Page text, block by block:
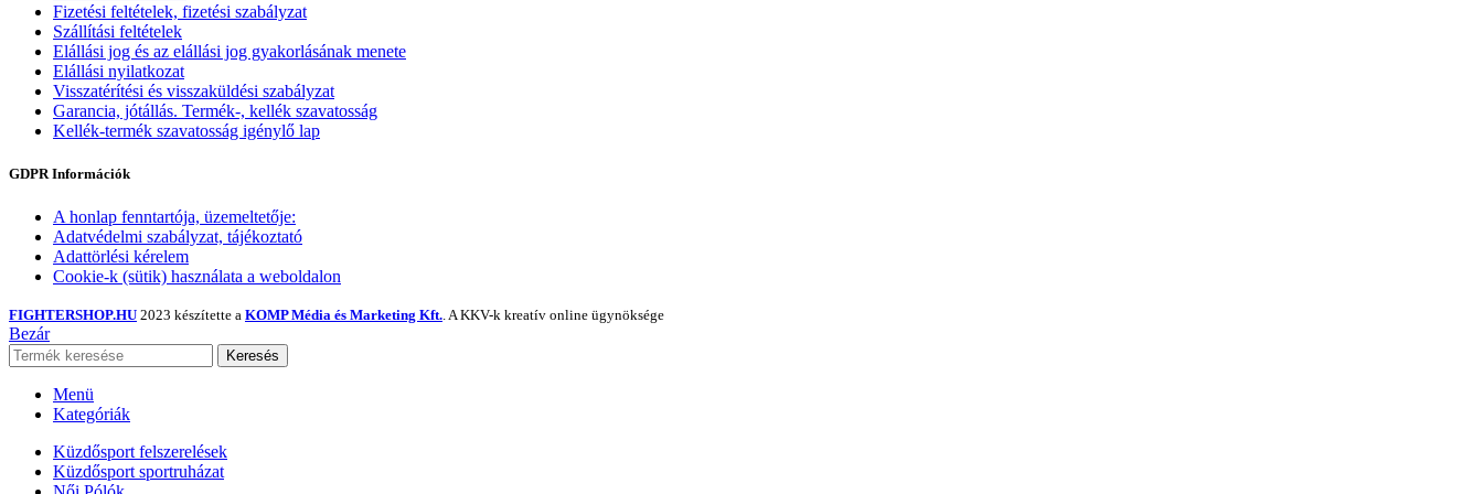
Fizetési feltételek, fizetési szabályzat
Szállítási feltételek
Elállási jog és az elállási jog gyakorlásának menete
Elállási nyilatkozat
Visszatérítési és visszaküldési szabályzat
Garancia, jótállás. Termék-, kellék szavatosság
Kellék-termék szavatosság igénylő lap
GDPR Információk
A honlap fenntartója, üzemeltetője:
Adatvédelmi szabályzat, tájékoztató
Adattörlési kérelem
Cookie-k (sütik) használata a weboldalon
FIGHTERSHOP.HU 2023 készítette a KOMP Média és Marketing Kft.. A KKV-k kreatív online ügynöksége
Bezár
Keresés
Menü
Kategóriák
Küzdősport felszerelések
Küzdősport sportruházat